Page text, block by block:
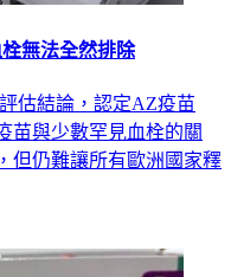
無法全然排除
估結論，認定AZ疫苗
苗與少數罕見血栓的關
但仍難讓所有歐洲國家釋